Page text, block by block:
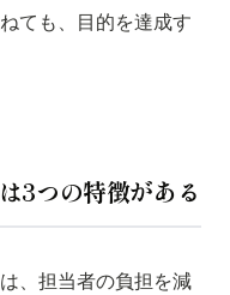
ても、目的を達成す
3つの特徴がある
、担当者の負担を減